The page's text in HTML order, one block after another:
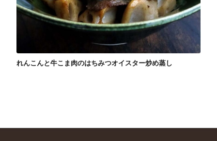
れんこんと牛こま肉のはちみつオイスター炒め蒸し